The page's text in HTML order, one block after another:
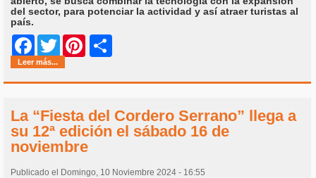
del sector, para potenciar la actividad y así atraer turistas al
país.
Facebook
Twitter Pinterest
Leer más...
La “Fiesta del Cordero Serrano” llega a
su 12ª edición el sábado 16 de
noviembre
Publicado el Domingo, 10 Noviembre 2024 - 16:55